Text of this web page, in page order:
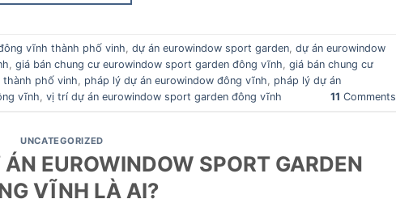
vĩnh thành phố vinh dự án eurowindow sport garden dự án eurowindow
giá bán chung cư eurowindow sport garden đông vĩnh giá bán chung cư
thành phố vinh
pháp lý dự án eurowindow đông vĩnh
pháp lý dự án
vĩnh vị trí dự án eurowindow sport garden đông vĩnh 11 Comments
UNCATEGORIZED
EUROWINDOW SPORT GARDEN
VĨNH LÀ AI?